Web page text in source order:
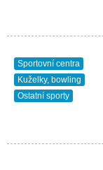
Sportovní centra
Kuželky, bowling
Ostatní sporty